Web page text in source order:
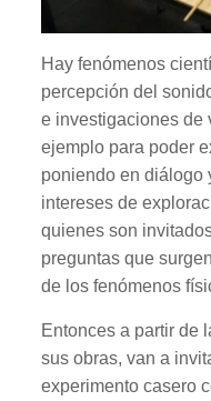
Hay fenómenos
percepción del
e investigaciones de
ejemplo para poder
poniendo en diálogo
intereses de
quienes son
preguntas que
de los fenómenos
Entonces a partir de
sus obras, van a
experimento casero